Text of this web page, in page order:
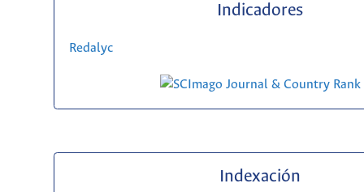
Indicadores
Redalyc
Indexación